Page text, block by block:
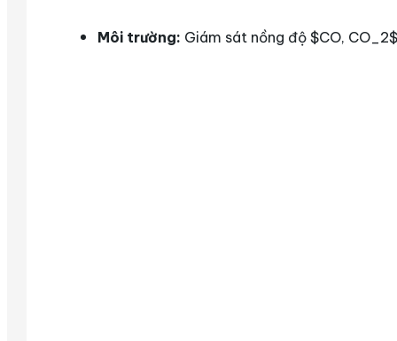
Môi trường: Giám sát nồng độ $CO, CO_2$